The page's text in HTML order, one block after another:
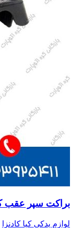
براکت سپر عقب
لوازم یدکی کیا کادنزا